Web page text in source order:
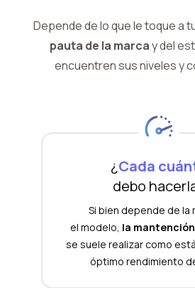
Depende de lo que le toque a
pauta de la marcay del
encuentren sus niveles y
¿Cada
debo
Si bien depende de la
el modelo, la mantención
se suele realizar como
óptimo rendimiento